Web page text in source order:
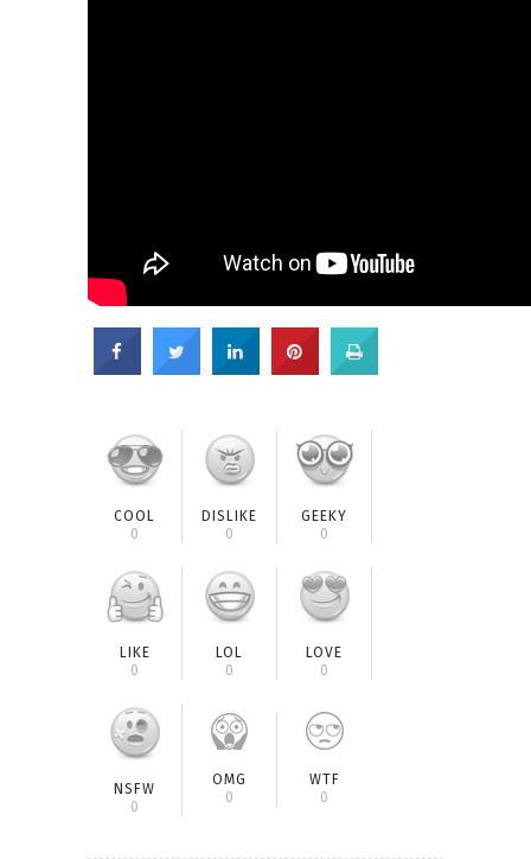
COOL
0
DISLIKE
0
GEEKY
0
LIKE
0
LOL
0
LOVE
0
NSFW
0
OMG
0
WTF
0